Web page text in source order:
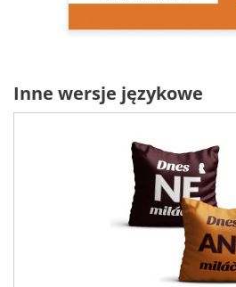
Inne wersje językowe